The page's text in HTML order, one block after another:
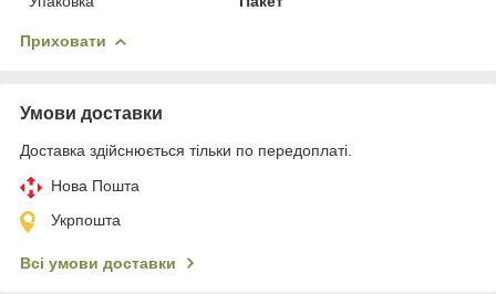
Приховати
Умови доставки
Доставка здійснюється тільки по передоплаті.
Нова Пошта
Укрпошта
Всі умови доставки